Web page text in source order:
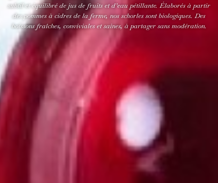
subtil et équilibré de jus de fruits et d’eau pétillante. Élaborés à partir
des pommes à cidres de la ferme, nos schorles sont biologiques. Des
boissons fraîches, conviviales et saines, à partager sans modération.